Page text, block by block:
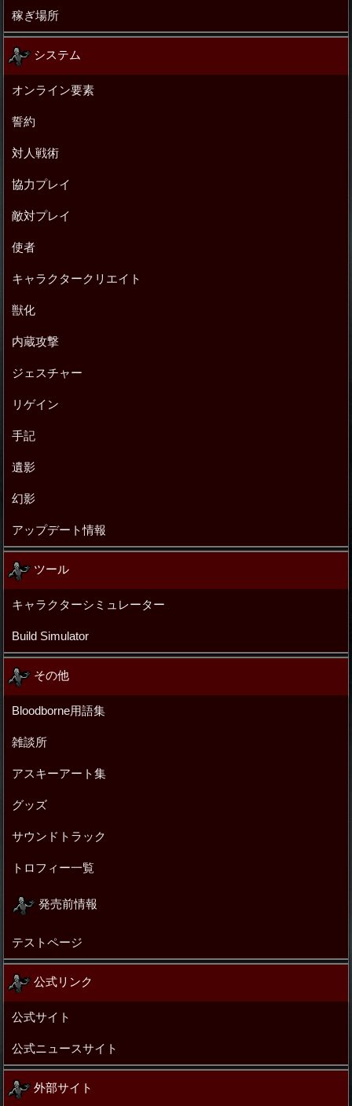
稼ぎ場所
システム
オンライン要素
誓約
対人戦術
協力プレイ
敵対プレイ
使者
キャラクタークリエイト
獣化
内蔵攻撃
ジェスチャー
リゲイン
手記
遺影
幻影
アップデート情報
ツール
キャラクターシミュレーター
Build Simulator
その他
Bloodborne用語集
雑談所
アスキーアート集
グッズ
サウンドトラック
トロフィー一覧
発売前情報
テストページ
公式リンク
公式サイト
公式ニュースサイト
外部サイト